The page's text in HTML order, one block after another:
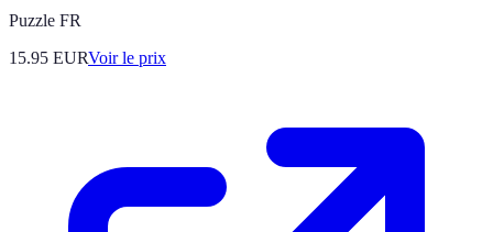
Puzzle FR
15.95 EURVoir le prix